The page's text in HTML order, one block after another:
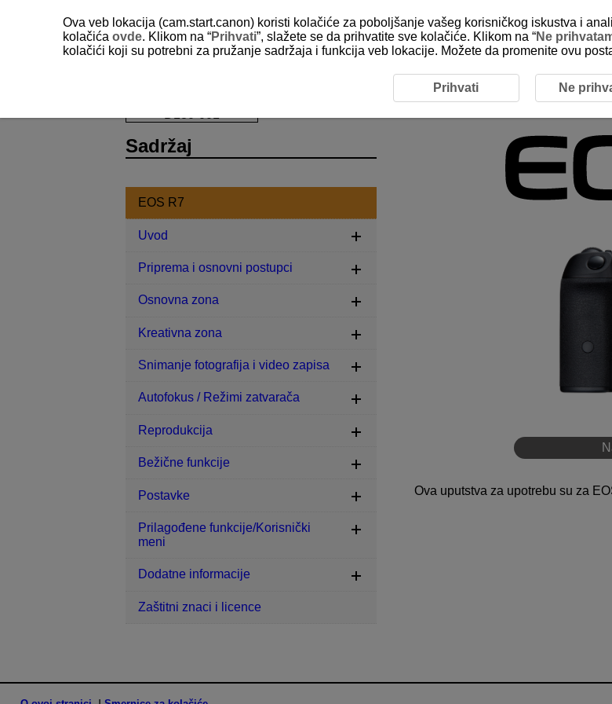
Ova uputstva za upotrebu su za
Sadržaj
EOS R7
Uvod
Priprema i osnovni postupci
Osnovna zona
Kreativna zona
Snimanje fotografija i video zapisa
Autofokus / Režimi zatvarača
Reprodukcija
Bežične funkcije
Postavke
Prilagođene funkcije/Korisnički
meni
Dodatne informacije
Zaštitni znaci i licence
Ova veb lokacija (cam.start.canon) koristi kolačiće za poboljšanje vašeg korisničkog iskustva i
kolačića ovde. Klikom na “Prihvati”, slažete se da prihvatite sve kolačiće. Klikom na “Ne
kolačići koji su potrebni za pružanje sadržaja i funkcija veb lokacije. Možete da promenite ovu
Prihvati Ne